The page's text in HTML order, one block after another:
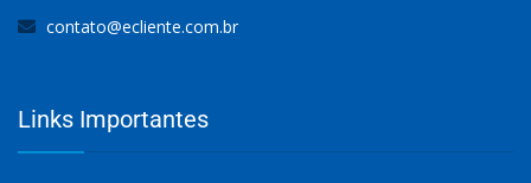
contato@ecliente.com.br
Links Importantes